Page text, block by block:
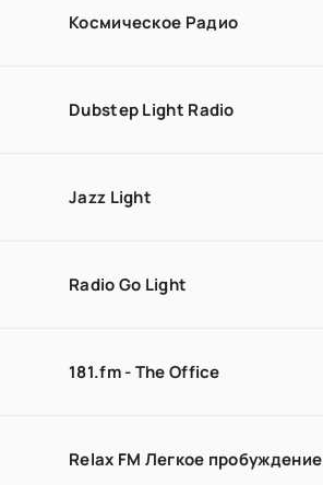
Космическое Радио
Dubstep Light Radio
Jazz Light
Radio Go Light
181.fm - The Office
Relax FM Легкое пробуждение